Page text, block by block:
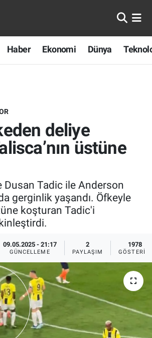
Haber Ekonomi Dünya
deliye
üstüne
Dusan Tadic ile Anderson
gerginlik yaşandı. Öfkeyle
koşturan Tadic'i
09.05.2025 - 21:17
GÜNCELLEME
2
PAYLAŞIM
1978
GÖSTERIM
Evreni
Durumu ve Fikstür